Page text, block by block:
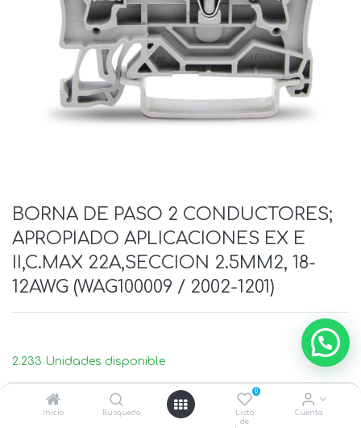
Inicio Búsqueda
0
Lista
de
Cuenta
BORNA DE PASO 2 CONDUCTORES;
APROPIADO APLICACIONES EX E
II,C.MAX 22A,SECCION 2.5MM2, 18-
12AWG (WAG100009 / 2002-1201)
2.233 Unidades disponible